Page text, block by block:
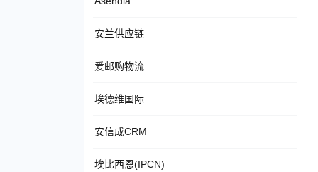
安兰供应链
爱邮购物流
埃德维国际
安信成CRM
埃比西恩(IPCN)